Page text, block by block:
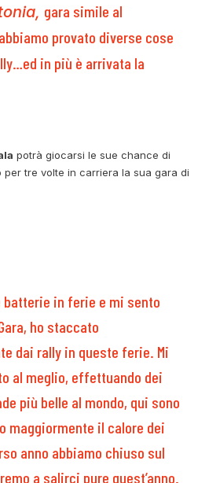
gara simile al
abbiamo provato diverse cose
in più è arrivata la
potrà giocarsi le sue chance di
per tre volte in carriera la sua gara di
batterie in ferie e mi sento
ho staccato
dai rally in queste ferie. Mi
al meglio, effettuando dei
più belle al mondo, qui sono
maggiormente il calore dei
anno abbiamo chiuso sul
a salirci pure quest’anno.